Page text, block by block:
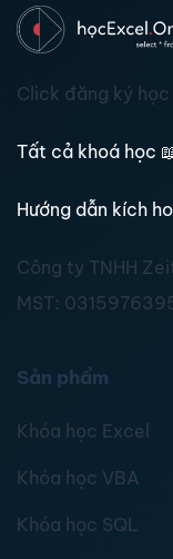
Click đăng ký
Tất cả khoá học
Hướng dẫn kích
Công ty TNHH
MST:
Sản phẩm
Khóa học Excel
Khóa học VBA
Khóa học SQL